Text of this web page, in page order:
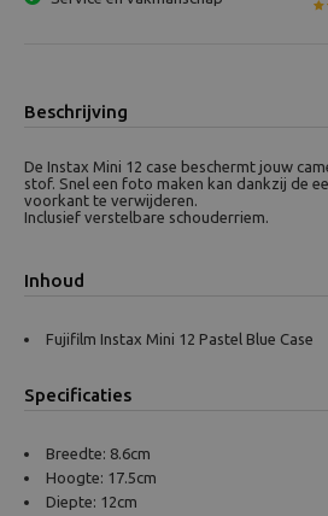
Beschrijving
De Instax Mini 12 case beschermt jouw
stof. Snel een foto maken kan dankzij de
voorkant te verwijderen.
Inclusief verstelbare schouderriem.
Inhoud
Fujifilm Instax Mini 12 Pastel Blue Case
Specificaties
Breedte: 8.6cm
Hoogte: 17.5cm
Diepte: 12cm